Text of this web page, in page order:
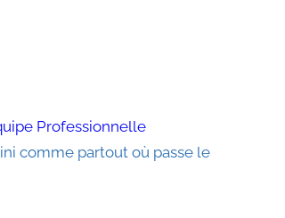
Professionnelle
comme partout où passe le